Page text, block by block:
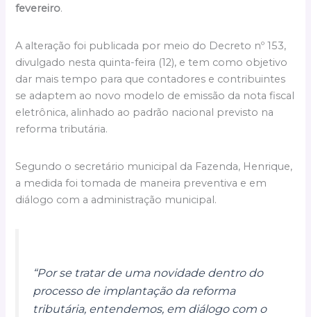
fevereiro.
A alteração foi publicada por meio do Decreto nº 153,
divulgado nesta quinta-feira (12), e tem como objetivo
dar mais tempo para que contadores e contribuintes
se adaptem ao novo modelo de emissão da nota fiscal
eletrônica, alinhado ao padrão nacional previsto na
reforma tributária.
Segundo o secretário municipal da Fazenda, Henrique,
a medida foi tomada de maneira preventiva e em
diálogo com a administração municipal.
“Por se tratar de uma novidade dentro do
processo de implantação da reforma
tributária, entendemos, em diálogo com o